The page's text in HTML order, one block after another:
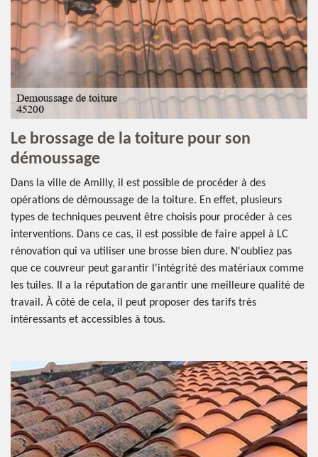
Le brossage de la toiture pour son
démoussage
Dans la ville de Amilly, il est possible de procéder à des
opérations de démoussage de la toiture. En effet, plusieurs
types de techniques peuvent être choisis pour procéder à ces
interventions. Dans ce cas, il est possible de faire appel à LC
rénovation qui va utiliser une brosse bien dure. N'oubliez pas
que ce couvreur peut garantir l'intégrité des matériaux comme
les tuiles. Il a la réputation de garantir une meilleure qualité de
travail. À côté de cela, il peut proposer des tarifs très
intéressants et accessibles à tous.